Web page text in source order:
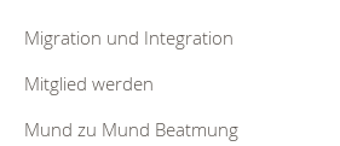
Migration und Integration
Mitglied werden
Mund zu Mund Beatmung